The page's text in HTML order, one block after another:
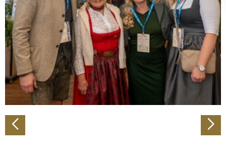
verarbeitet werden, und legen Sie Ihre Präferenzen im
Abschnitt Einzelheitenfest.
Wir verwenden Cookies, um Inhalte und Anzeigen zu
personalisieren, Funktionen für soziale Medien anbieten
zu können und die Zugriffe auf unsere Website zu
analysieren. Außerdem geben wir Informationen zu Ihrer
Verwendung unserer Website an unsere Partner für
soziale Medien, Werbung und Analysen weiter. Unsere
Partner führen diese Informationen möglicherweise mit
weiteren Daten zusammen, die Sie ihnen bereitgestellt